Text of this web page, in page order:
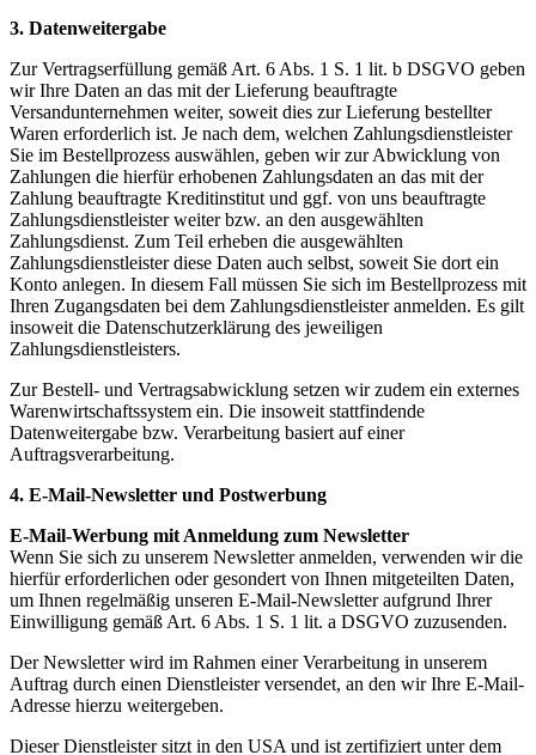
3. Datenweitergabe
Zur Vertragserfüllung gemäß Art. 6 Abs. 1 S. 1 lit. b DSGVO geben
wir Ihre Daten an das mit der Lieferung beauftragte
Versandunternehmen weiter, soweit dies zur Lieferung bestellter
Waren erforderlich ist. Je nach dem, welchen Zahlungsdienstleister
Sie im Bestellprozess auswählen, geben wir zur Abwicklung von
Zahlungen die hierfür erhobenen Zahlungsdaten an das mit der
Zahlung beauftragte Kreditinstitut und ggf. von uns beauftragte
Zahlungsdienstleister weiter bzw. an den ausgewählten
Zahlungsdienst. Zum Teil erheben die ausgewählten
Zahlungsdienstleister diese Daten auch selbst, soweit Sie dort ein
Konto anlegen. In diesem Fall müssen Sie sich im Bestellprozess mit
Ihren Zugangsdaten bei dem Zahlungsdienstleister anmelden. Es gilt
insoweit die Datenschutzerklärung des jeweiligen
Zahlungsdienstleisters.
Zur Bestell- und Vertragsabwicklung setzen wir zudem ein externes
Warenwirtschaftssystem ein. Die insoweit stattfindende
Datenweitergabe bzw. Verarbeitung basiert auf einer
Auftragsverarbeitung.
4. E-Mail-Newsletter und Postwerbung
E-Mail-Werbung mit Anmeldung zum Newsletter
Wenn Sie sich zu unserem Newsletter anmelden, verwenden wir die
hierfür erforderlichen oder gesondert von Ihnen mitgeteilten Daten,
um Ihnen regelmäßig unseren E-Mail-Newsletter aufgrund Ihrer
Einwilligung gemäß Art. 6 Abs. 1 S. 1 lit. a DSGVO zuzusenden.
Der Newsletter wird im Rahmen einer Verarbeitung in unserem
Auftrag durch einen Dienstleister versendet, an den wir Ihre E-Mail-
Adresse hierzu weitergeben.
Dieser Dienstleister sitzt in den USA und ist zertifiziert unter dem